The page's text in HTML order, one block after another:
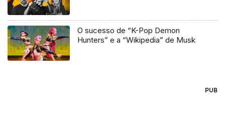
O sucesso de “K-Pop Demon
Hunters” e a “Wikipedia” de Musk
PUB